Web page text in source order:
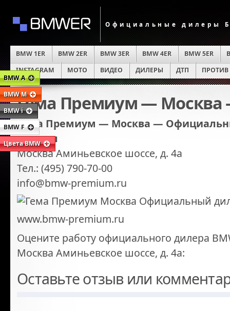
Официальные дилеры
BMW 1ER BMW 2ER BMW 3ER BMW 4ER BMW 5ER
INSTAGRAM
MOTO ВИДЕО ДИЛЕРЫ ДТП ПРОТИВ
Гема Премиум —
Гема Премиум — Москва —
отзывы
Москва Аминьевское шоссе, д. 4а
Тел.: (495) 790-70-00
info@bmw-premium.ru
www.bmw-premium.ru
Оцените работу официального дилера
Москва Аминьевское шоссе, д. 4а:
Оставьте отзыв или
Осенний
BMW F
BMW M
BMW A
BMW i
Цвета BMW